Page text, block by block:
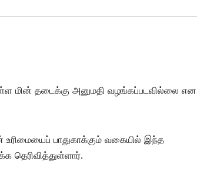
மின் தடைக்கு அனுமதி வழங்கப்படவில்லை என
உரிமையைப் பாதுகாக்கும் வகையில் இந்த
தெரிவித்துள்ளார்.